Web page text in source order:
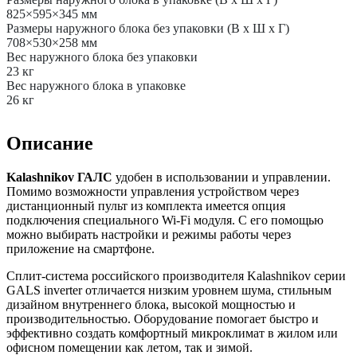
825×595×345 мм
Размеры наружного блока без упаковки (В х Ш х Г)
708×530×258 мм
Вес наружного блока без упаковки
23 кг
Вес наружного блока в упаковке
26 кг
Описание
Kalashnikov ГАЛС удобен в использовании и управлении.
Помимо возможности управления устройством через
дистанционный пульт из комплекта имеется опция
подключения специального Wi-Fi модуля. С его помощью
можно выбирать настройки и режимы работы через
приложение на смартфоне.
Сплит-система российского производителя Kalashnikov серии
GALS inverter отличается низким уровнем шума, стильным
дизайном внутреннего блока, высокой мощностью и
производительностью. Оборудование помогает быстро и
эффективно создать комфортный микроклимат в жилом или
офисном помещении как летом, так и зимой.